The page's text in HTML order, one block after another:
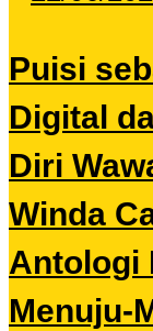
Puisi
Digital
Diri
Winda
Antologi
Menuju-